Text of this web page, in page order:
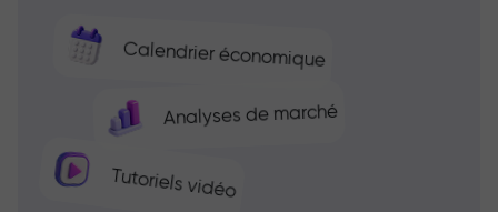
Calendrier économique
Analyses de marché
Tutoriels vidéo